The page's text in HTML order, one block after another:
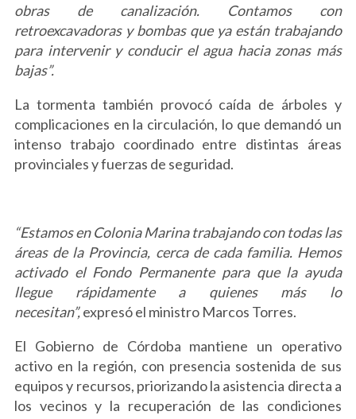
obras de canalización. Contamos con
retroexcavadoras y bombas que ya están trabajando
para intervenir y conducir el agua hacia zonas más
bajas”.
La tormenta también provocó caída de árboles y
complicaciones en la circulación, lo que demandó un
intenso trabajo coordinado entre distintas áreas
provinciales y fuerzas de seguridad.
“Estamos en Colonia Marina trabajando con todas las
áreas de la Provincia, cerca de cada familia. Hemos
activado el Fondo Permanente para que la ayuda
llegue rápidamente a quienes más lo
necesitan”,expresó el ministro Marcos Torres.
El Gobierno de Córdoba mantiene un operativo
activo en la región, con presencia sostenida de sus
equipos y recursos, priorizando la asistencia directa a
los vecinos y la recuperación de las condiciones